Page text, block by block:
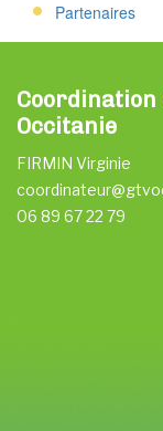
Partenaires
Coordination
Occitanie
FIRMIN Virginie
06 89 67 22 79